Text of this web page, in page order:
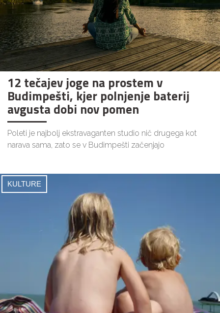
12 tečajev joge na prostem v
Budimpešti, kjer polnjenje baterij
avgusta dobi nov pomen
Poleti je najbolj ekstravaganten studio nič drugega kot
narava sama, zato se v Budimpešti začenjajo
KULTURE